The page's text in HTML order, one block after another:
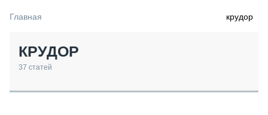
ТЕХНИКА КРУПНЫМ ПЛАНОМ
ИСПЫТАТЕЛИ
Главная крудор
КРУДОР
37 статей